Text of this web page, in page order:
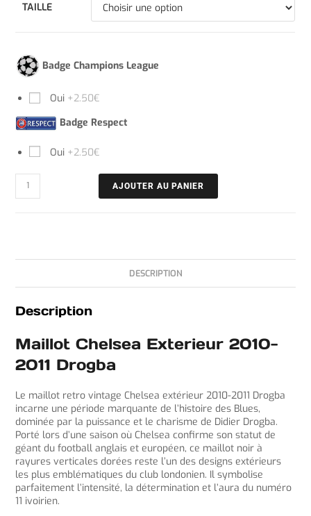
TAILLE
Badge Champions League
Oui +2.50€
Badge Respect
Oui +2.50€
AJOUTER AU PANIER
DESCRIPTION
Description
Maillot Chelsea Exterieur 2010-
2011 Drogba
Le maillot retro vintage Chelsea extérieur 2010-2011 Drogba
incarne une période marquante de l’histoire des Blues,
dominée par la puissance et le charisme de Didier Drogba.
Porté lors d’une saison où Chelsea confirme son statut de
géant du football anglais et européen, ce maillot noir à
rayures verticales dorées reste l’un des designs extérieurs
les plus emblématiques du club londonien. Il symbolise
parfaitement l’intensité, la détermination et l’aura du numéro
11 ivoirien.